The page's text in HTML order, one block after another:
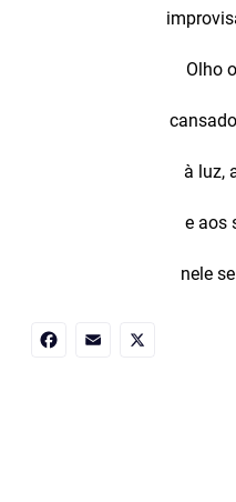
Olho
à luz,
e aos
nele